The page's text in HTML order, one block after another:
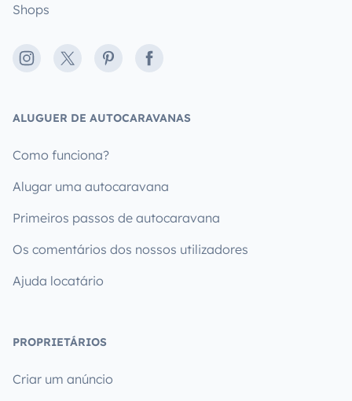
Shops
Instagram
X PinterestFacebook
ALUGUER DE AUTOCARAVANAS
Como funciona?
Alugar uma autocaravana
Primeiros passos de autocaravana
Os comentários dos nossos utilizadores
Ajuda locatário
PROPRIETÁRIOS
Criar um anúncio